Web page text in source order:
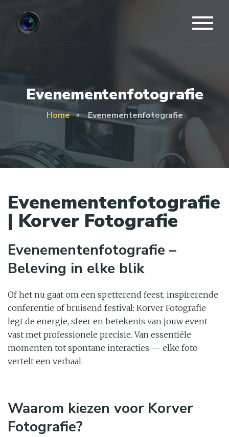
Evenementenfotografie
Home Evenementenfotografie
Evenementenfotografie
| Korver Fotografie
Evenementenfotografie –
Beleving in elke blik
Of het nu gaat om een spetterend feest, inspirerende
conferentie of bruisend festival: Korver Fotografie
legt de energie, sfeer en betekenis van jouw event
vast met professionele precisie. Van essentiële
momenten tot spontane interacties — elke foto
vertelt een verhaal.
Waarom kiezen voor Korver
Fotografie?